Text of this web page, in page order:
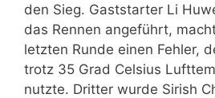
den Sieg. Gaststarter Li
das Rennen angeführt,
letzten Runde einen Fehler,
trotz 35 Grad Celsius
nutzte. Dritter wurde Sirish